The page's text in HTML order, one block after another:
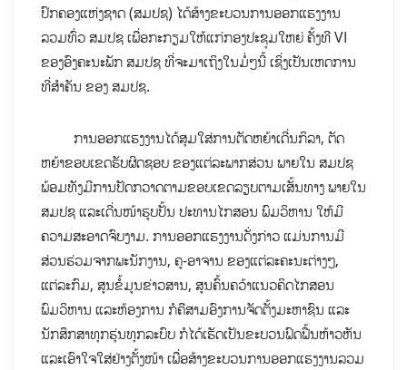
ປົກຄອງແຫ່ງຊາດ (ສມປຊ) ໄດ້ສ້າງຂະບວນການອອກແຮງງານ
ລວມທົ່ວ ສມປຊ ເພື່ອກະກຽມໃຫ້ແກ່ກອງປະຊຸມໃຫຍ່ ຄັ້ງທີ VI
ຂອງອົງຄະນະພັກ ສມປຊ ທີ່ຈະມາເຖິງໃນມໍ່ໆນີ້ ເຊິ່ງເປັນເຫດການ
ທີ່ສຳຄັນ ຂອງ ສມປຊ.
ການ​ອອກແຮງ​ງານ​ໄດ້ສຸມ​ໃສ່​ການຕັດຫຍ້າເດີ່ນກິລາ, ຕັດ
ຫຍ້າຂອບເຂດຮັບຜິດຊອບ ຂອງແຕ່ລະພາກສ່ວນ ພາຍໃນ ສມປຊ
ພ້ອມທັງມີການປັດກວາດຕາມຂອບເຂດລຽບຕາມເສັ້ນທາງ ພາຍໃນ
ສມປຊ ແລະເດີ່ນໜ້າຮູບປັ້ນ ປະທານໄກສອນ ພົມວິຫານ ໃຫ້ມີ
ຄວາມສະອາດຈົບງາມ. ການອອກແຮງງານດັ່ງກ່າວ ແມ່ນການມີ
ສ່ວນຮ່ວມຈາກພະນັກງານ, ຄູ-ອາຈານ ຂອງແຕ່ລະຄະນະຕ່າງໆ,
ແຕ່ລະກົມ, ສູນຂໍ້ມູນຂ່າວສານ, ສູນຄົ້ນຄວ້າແນວຄິດໄກສອນ
ພົມວິຫານ ແລະຫ້ອງການ ກໍຄືສາມອົງການຈັດຕັ້ງມະຫາຊົນ ແລະ
ນັກສຶກສາທຸກຮຸ່ນທຸກລະບົບ ກໍໄດ້ເຮັດເປັນຂະບວນຟົດຟື້ນຫ້າວຫັນ
ແລະເອົາໃຈໃສ່ຢ່າງຕັ້ງໜ້າ ເພື່ອສ້າງຂະບວນການອອກແຮງງານລວມ